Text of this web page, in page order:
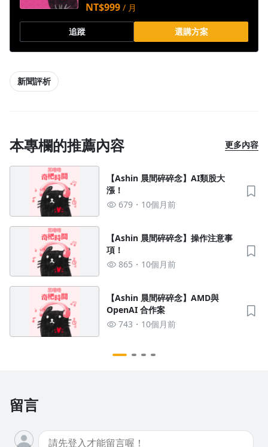
NT$999 / 月
追蹤 選購方案
新聞評析
本專欄的推薦內容 更多內容
【Ashin 晨間碎碎念】AI類股大
漲！
679
10個月前
【Ashin 晨間碎碎念】操作注意事
項！
865
10個月前
【Ashin 晨間碎碎念】AMD與
OpenAI 合作案
743
10個月前
留言